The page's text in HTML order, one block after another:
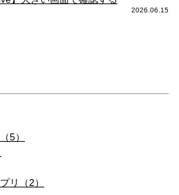
2026.06.15
5）
リ（2）